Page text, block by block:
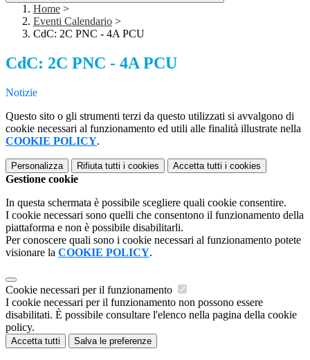
Home >
Eventi Calendario >
CdC: 2C PNC - 4A PCU
CdC: 2C PNC - 4A PCU
Notizie
Questo sito o gli strumenti terzi da questo utilizzati si avvalgono di
cookie necessari al funzionamento ed utili alle finalità illustrate nella
COOKIE POLICY.
Personalizza Rifiuta tutti i cookies Accetta tutti i cookies
Gestione cookie
In questa schermata è possibile scegliere quali cookie consentire.
I cookie necessari sono quelli che consentono il funzionamento della
piattaforma e non è possibile disabilitarli.
Per conoscere quali sono i cookie necessari al funzionamento potete
visionare la COOKIE POLICY.
Cookie necessari per il funzionamento
I cookie necessari per il funzionamento non possono essere
disabilitati. È possibile consultare l'elenco nella pagina della cookie
policy.
Accetta tutti Salva le preferenze